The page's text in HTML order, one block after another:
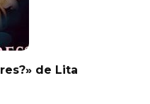
de Lita